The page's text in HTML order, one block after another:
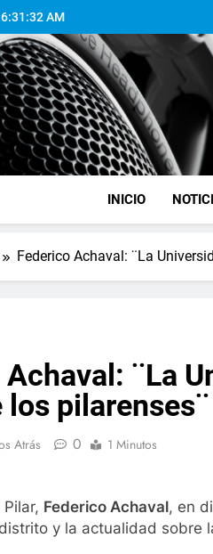
6:31:33 AM
INICIO
Federico Achaval: ¨La
¨La
los pilarenses¨
Atrás 0 1 Minutos
Federico Achaval, en
y la actualidad sobre